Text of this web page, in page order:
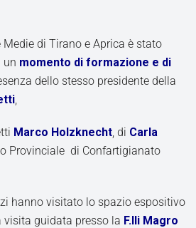
di Tirano e Aprica è stato
un momento di formazione e di
dello stesso presidente della
,
Marco Holzknecht, di Carla
Provinciale di Confartigianato
hanno visitato lo spazio espositivo
guidata presso la F.lli Magro